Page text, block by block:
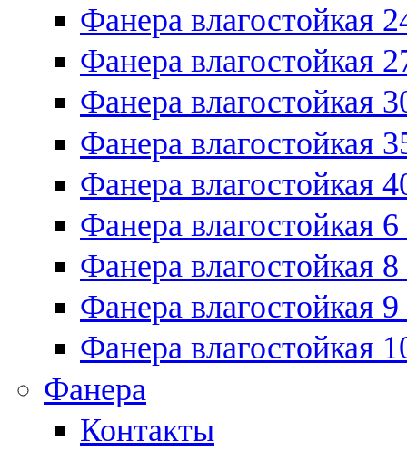
Фанера влагостойкая
Фанера влагостойкая
Фанера влагостойкая
Фанера влагостойкая
Фанера влагостойкая
Фанера влагостойкая
Фанера влагостойкая
Фанера влагостойкая
Фанера влагостойкая
Фанера
Контакты